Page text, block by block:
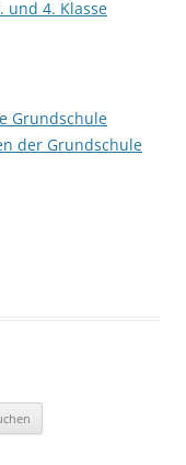
und 4. Klasse
Grundschule
der Grundschule